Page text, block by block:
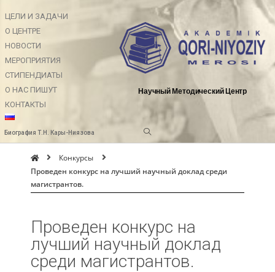
ЦЕЛИ И ЗАДАЧИ
О ЦЕНТРЕ
НОВОСТИ
МЕРОПРИЯТИЯ
СТИПЕНДИАТЫ
О НАС ПИШУТ
КОНТАКТЫ
Научный Методический Центр
Биография Т.Н. Кары-Ниязова
Конкурсы
Проведен конкурс на лучший научный доклад среди
магистрантов.
Проведен конкурс на
лучший научный доклад
среди магистрантов.